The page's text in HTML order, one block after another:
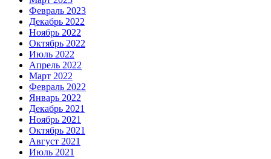
Февраль 2023
Декабрь 2022
Ноябрь 2022
Октябрь 2022
Июль 2022
Апрель 2022
Март 2022
Февраль 2022
Январь 2022
Декабрь 2021
Ноябрь 2021
Октябрь 2021
Август 2021
Июль 2021